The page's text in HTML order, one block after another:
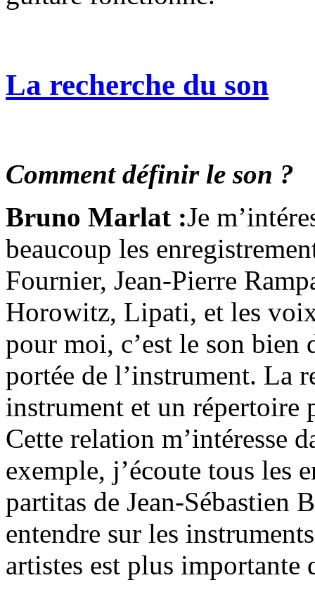
La recherche du son
Comment définir le son ?
Bruno Marlat :Je
beaucoup les
Fournier, Jean-Pierre
Horowitz, Lipati, et les
pour moi, c’est le son
portée de l’instrument. La
instrument et un répertoire
Cette relation m’intéresse
exemple, j’écoute tous les
partitas de Jean-Sébastien
entendre sur les
artistes est plus importante